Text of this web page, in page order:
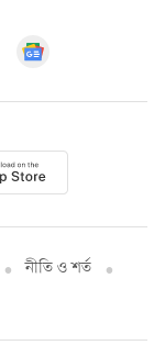
নীতি ও শর্ত